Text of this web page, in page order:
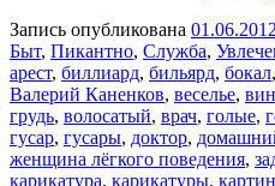
Запись опубликована 01.06.2012
Быт, Пикантно, Служба,
арест, биллиард, бильярд, бокал,
Валерий Каненков, веселье,
грудь, волосатый, врач, голые,
гусар, гусары, доктор,
женщина лёгкого поведения,
карикатура, карикатуры,